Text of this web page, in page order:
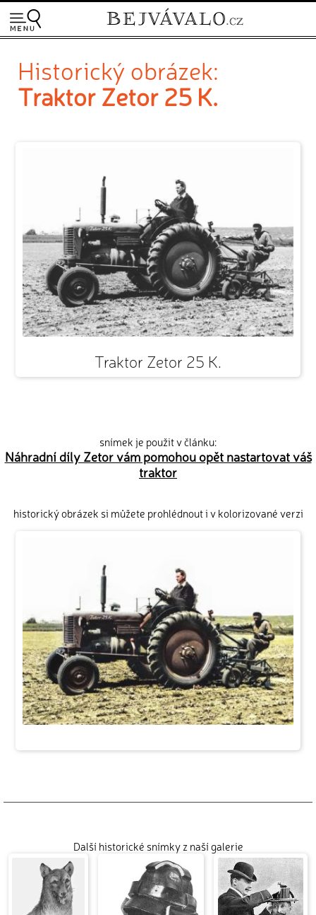
Historický obrázek:
Traktor Zetor 25 K.
Traktor Zetor 25 K.
snímek je použit v článku:
Náhradní díly Zetor vám pomohou opět nastartovat váš
traktor
historický obrázek si můžete prohlédnout i v kolorizované verzi
Další historické snímky z naší galerie